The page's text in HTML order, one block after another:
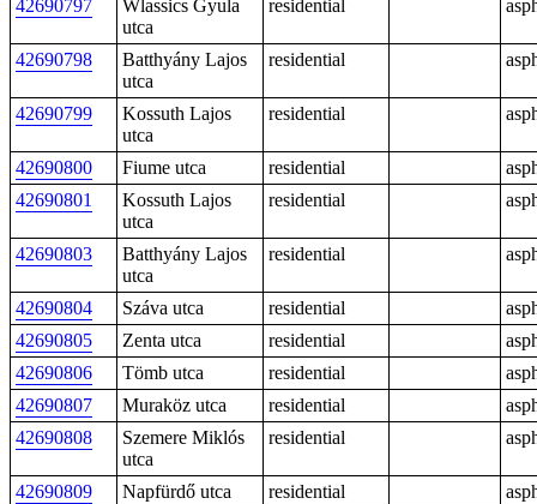
42690797
Wlassics Gyula
utca
residential
42690798
Batthyány Lajos
utca
residential
42690799
Kossuth Lajos
utca
residential
42690800 Fiume utca residential
42690801
Kossuth Lajos
utca
residential
42690803
Batthyány Lajos
utca
residential
42690804 Száva utca residential
42690805
Zenta utca residential
42690806
Tömb utca residential
42690807
Muraköz utca residential
42690808
Szemere Miklós
utca
residential
42690809 Napfürdő utca residential